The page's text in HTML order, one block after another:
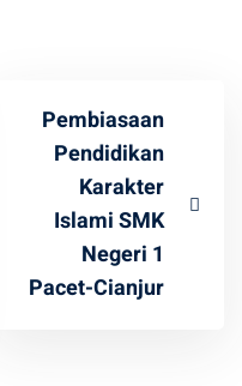
Pembiasaan
Pendidikan
Karakter
Islami SMK
Negeri 1
Pacet-Cianjur